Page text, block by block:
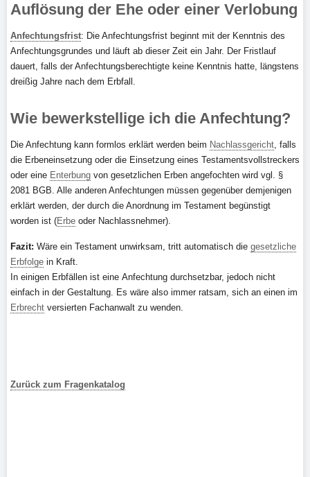
Auflösung der Ehe oder einer Verlobung
Anfechtungsfrist: Die Anfechtungsfrist beginnt mit der Kenntnis des
Anfechtungsgrundes und läuft ab dieser Zeit ein Jahr. Der Fristlauf
dauert, falls der Anfechtungsberechtigte keine Kenntnis hatte, längstens
dreißig Jahre nach dem Erbfall.
Wie bewerkstellige ich die Anfechtung?
Die Anfechtung kann formlos erklärt werden beim Nachlassgericht, falls
die Erbeneinsetzung oder die Einsetzung eines Testamentsvollstreckers
oder eine Enterbung von gesetzlichen Erben angefochten wird vgl. §
2081 BGB. Alle anderen Anfechtungen müssen gegenüber demjenigen
erklärt werden, der durch die Anordnung im Testament begünstigt
worden ist (Erbe oder Nachlassnehmer).
Fazit: Wäre ein Testament unwirksam, tritt automatisch die gesetzliche
Erbfolge in Kraft.
In einigen Erbfällen ist eine Anfechtung durchsetzbar, jedoch nicht
einfach in der Gestaltung. Es wäre also immer ratsam, sich an einen im
Erbrecht versierten Fachanwalt zu wenden.
Zurück zum Fragenkatalog